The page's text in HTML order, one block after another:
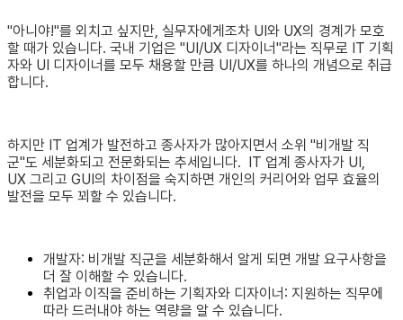
"아니야!"를 외치고 싶지만, 실무자에게조차 UI와 UX의 경계가 모호
할 때가 있습니다. 국내 기업은 "UI/UX 디자이너"라는 직무로 IT 기획
자와 UI 디자이너를 모두 채용할 만큼 UI/UX를 하나의 개념으로 취급
합니다.
하지만 IT 업계가 발전하고 종사자가 많아지면서 소위 "비개발 직
군"도 세분화되고 전문화되는 추세입니다. IT 업계 종사자가 UI,
UX 그리고 GUI의 차이점을 숙지하면 개인의 커리어와 업무 효율의
발전을 모두 꾀할 수 있습니다.
개발자: 비개발 직군을 세분화해서 알게 되면 개발 요구사항을
더 잘 이해할 수 있습니다.
취업과 이직을 준비하는 기획자와 디자이너: 지원하는 직무에
따라 드러내야 하는 역량을 알 수 있습니다.